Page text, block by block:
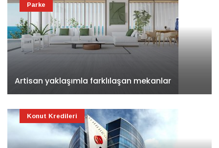
Artisan yaklaşımla farklılaşan mekanlar
Parke
Konut Kredileri